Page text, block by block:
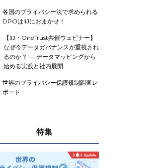
各国のプライバシー法で求められる
DPOはIIJにおまかせ！
【IIJ・OneTrust共催ウェビナー】
なぜ今データガバナンスが重視され
るのか？ ― データマッピングから
始める実践と社内展開
世界のプライバシー保護規制調査レ
ポート
特集